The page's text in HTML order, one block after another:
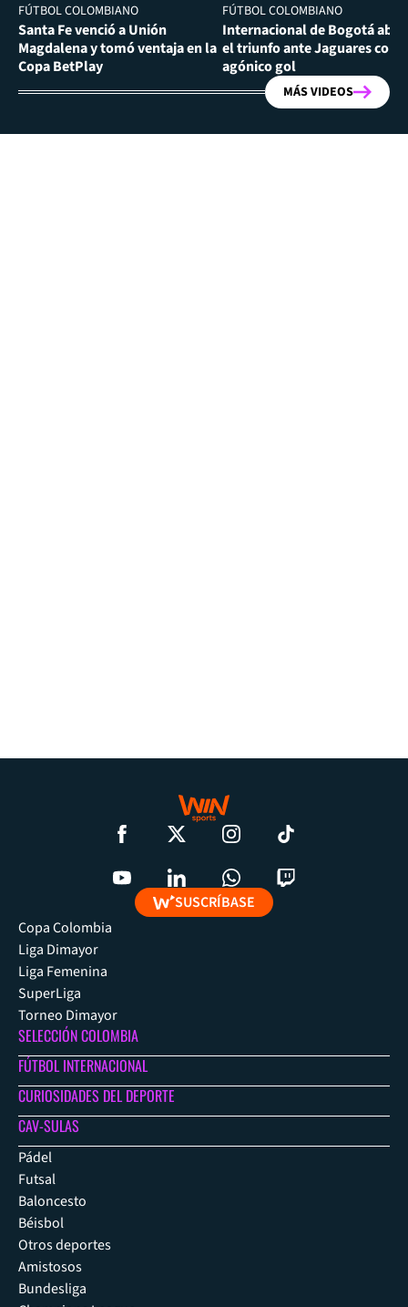
FÚTBOL COLOMBIANO
Santa Fe venció a Unión
Magdalena y tomó ventaja en la
Copa BetPlay
FÚTBOL COLOMBIANO
Internacional de Bogotá
el triunfo ante Jaguares con
agónico gol
MÁS VIDEOS
SUSCRÍBASE
Copa Colombia
Liga Dimayor
Liga Femenina
SuperLiga
Torneo Dimayor
SELECCIÓN COLOMBIA
FÚTBOL INTERNACIONAL
CURIOSIDADES DEL DEPORTE
CAV-SULAS
Pádel
Futsal
Baloncesto
Béisbol
Otros deportes
Amistosos
Bundesliga